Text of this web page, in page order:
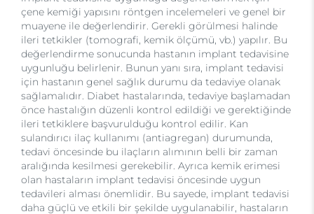
çene kemiği yapısını röntgen incelemeleri ve genel bir
muayene ile değerlendirir. Gerekli görülmesi halinde
ileri tetkikler (tomografi, kemik ölçümü, vb.) yapılır. Bu
değerlendirme sonucunda hastanın implant tedavisine
uygunluğu belirlenir. Bunun yanı sıra, implant tedavisi
için hastanın genel sağlık durumu da tedaviye olanak
sağlamalıdır. Diabet hastalarında, tedaviye başlamadan
önce hastalığın düzenli kontrol edildiği ve gerektiğinde
ileri tetkiklere başvurulduğu kontrol edilir. Kan
sulandırıcı ilaç kullanımı (antiagregan) durumunda,
tedavi öncesinde bu ilaçların alımının belli bir zaman
aralığında kesilmesi gerekebilir. Ayrıca kemik erimesi
olan hastaların implant tedavisi öncesinde uygun
tedavileri alması önemlidir. Bu sayede, implant tedavisi
daha güçlü ve etkili bir şekilde uygulanabilir, hastaların